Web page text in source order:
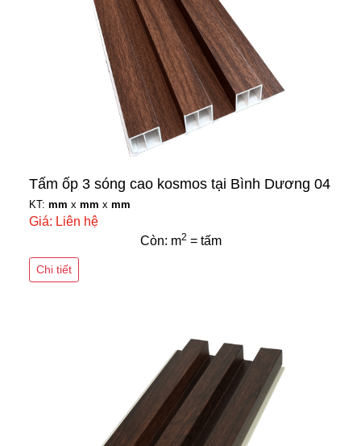
Tấm ốp 3 sóng cao kosmos tại Bình Dương 04
KT: mm x mm x mm
Giá: Liên hệ
Còn: m2 = tấm
Chi tiết